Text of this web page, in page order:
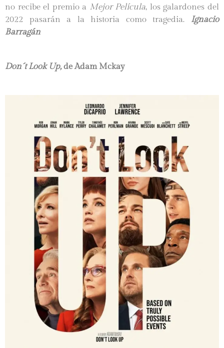
no recibe el premio a Mejor Película, los galardones del
2022 pasarán a la historia como tragedia. Ignacio
Barragán
Don´t Look Up,de Adam Mckay